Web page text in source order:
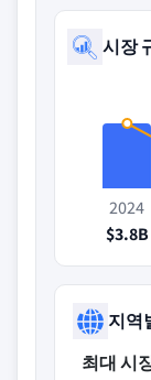
시장
2024
$3.8B
지역
최대 시